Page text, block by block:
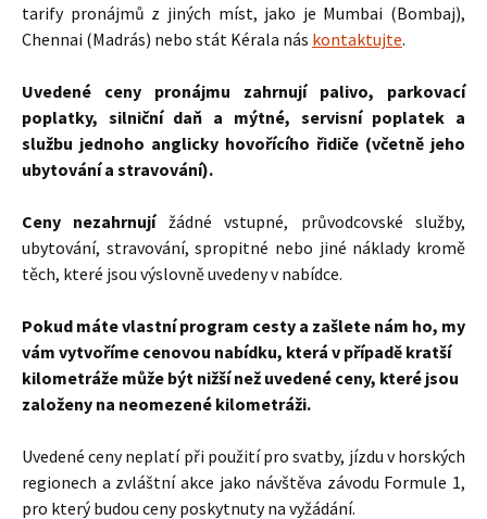
tarify pronájmů z jiných míst, jako je Mumbai (Bombaj),
Chennai (Madrás) nebo stát Kérala nás kontaktujte.
Uvedené ceny pronájmu zahrnují palivo, parkovací
poplatky, silniční daň a mýtné, servisní poplatek a
službu jednoho anglicky hovořícího řidiče (včetně jeho
ubytování a stravování).
Ceny nezahrnujížádné vstupné, průvodcovské služby,
ubytování, stravování, spropitné nebo jiné náklady kromě
těch, které jsou výslovně uvedeny v nabídce.
Pokud máte vlastní program cesty a zašlete nám ho, my
vám vytvoříme cenovou nabídku, která v případě kratší
kilometráže může být nižší než uvedené ceny, které jsou
založeny na neomezené kilometráži.
Uvedené ceny neplatí při použití pro svatby, jízdu v horských
regionech a zvláštní akce jako návštěva závodu Formule 1,
pro který budou ceny poskytnuty na vyžádání.